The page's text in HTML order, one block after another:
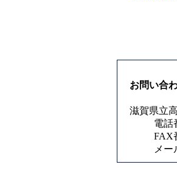
お問い合
滋賀県立
電話
FAX
メー